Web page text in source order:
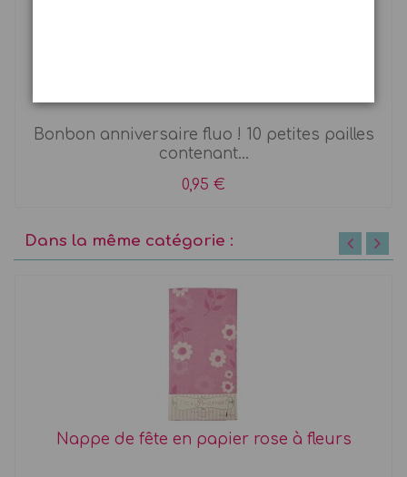
Bonbon anniversaire fluo ! 10 petites pailles
contenant...
0,95 €
Dans la même catégorie :
Nappe de fête en papier rose à fleurs